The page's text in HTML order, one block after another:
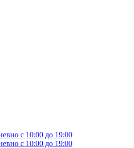
с 10:00 до 19:00
с 10:00 до 19:00